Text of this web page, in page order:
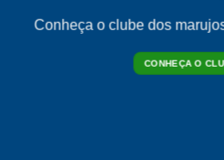
Conheça o clube dos
CONHEÇA O